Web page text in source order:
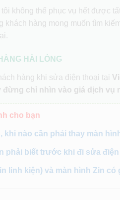
không thể phục vụ hết được
khách hàng mong muốn tìm
HÀI LÒNG
hàng khi sửa điện thoại tại
đừng chỉ nhìn vào giá dịch vụ
cho bạn
khi nào cần phải thay màn
phải biết trước khi đi sửa điện
linh kiện) và màn hình Zin có